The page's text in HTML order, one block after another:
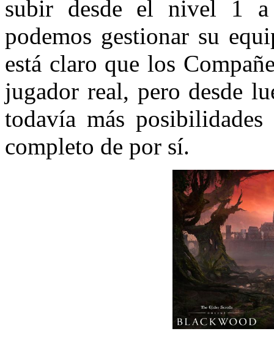
subir desde el nivel 1
podemos gestionar su
está claro que los
jugador real, pero desde
todavía más
completo de por sí.